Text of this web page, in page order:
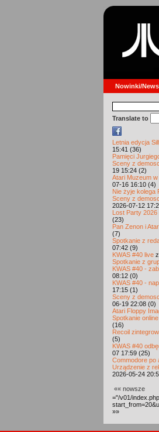
Nowinki/News
Translate to
Letnia edycja
15:41 (36)
Pamięci
Sceny z
19 15:24 (2)
Atari Muzeum
07-16 16:10 (4)
Nie żyje kolega
Sceny z
2026-07-12
Lost Party
(23)
Pan Zenon i
(7)
Spotkanie z
07:42 (9)
KWAS #40 live
Spotkanie z
KWAS #40 -
08:12 (0)
KWAS #40 -
17:15 (1)
Sceny z
06-19 22:08 (0)
Atari Floppy
Spotkanie
(16)
Recoil
(5)
KWAS #40
07 17:59 (25)
Commodore po
Urządzenie z
2026-05-24
«« nowsze
="/v01/
»»